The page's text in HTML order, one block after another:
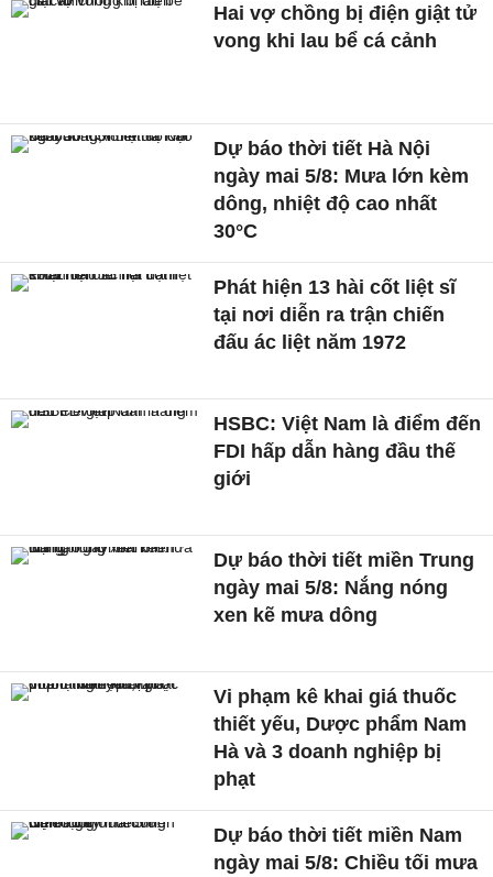
Hai vợ chồng bị điện giật tử
vong khi lau bể cá cảnh
Dự báo thời tiết Hà Nội
ngày mai 5/8: Mưa lớn kèm
dông, nhiệt độ cao nhất
30°C
Phát hiện 13 hài cốt liệt sĩ
tại nơi diễn ra trận chiến
đấu ác liệt năm 1972
HSBC: Việt Nam là điểm đến
FDI hấp dẫn hàng đầu thế
giới
Dự báo thời tiết miền Trung
ngày mai 5/8: Nắng nóng
xen kẽ mưa dông
Vi phạm kê khai giá thuốc
thiết yếu, Dược phẩm Nam
Hà và 3 doanh nghiệp bị
phạt
Dự báo thời tiết miền Nam
ngày mai 5/8: Chiều tối mưa